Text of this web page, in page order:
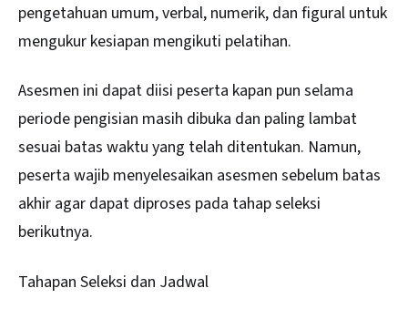
pengetahuan umum, verbal, numerik, dan figural untuk
mengukur kesiapan mengikuti pelatihan.
Asesmen ini dapat diisi peserta kapan pun selama
periode pengisian masih dibuka dan paling lambat
sesuai batas waktu yang telah ditentukan. Namun,
peserta wajib menyelesaikan asesmen sebelum batas
akhir agar dapat diproses pada tahap seleksi
berikutnya.
Tahapan Seleksi dan Jadwal